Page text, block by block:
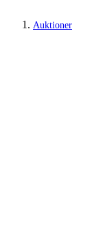
Auktioner